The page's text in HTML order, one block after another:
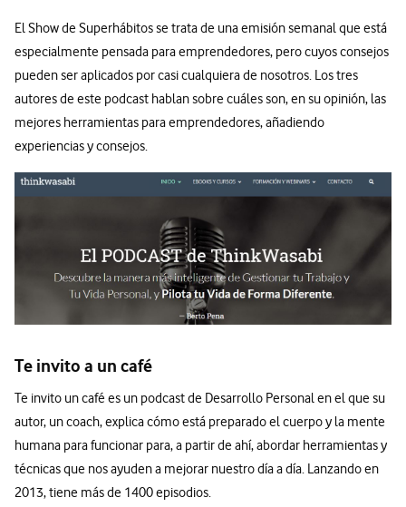
El Show de Superhábitos se trata de una emisión semanal que está
especialmente pensada para emprendedores, pero cuyos consejos
pueden ser aplicados por casi cualquiera de nosotros. Los tres
autores de este podcast hablan sobre cuáles son, en su opinión, las
mejores herramientas para emprendedores, añadiendo
experiencias y consejos.
Te invito a un café
Te invito un café es un podcast de Desarrollo Personal en el que su
autor, un coach, explica cómo está preparado el cuerpo y la mente
humana para funcionar para, a partir de ahí, abordar herramientas y
técnicas que nos ayuden a mejorar nuestro día a día. Lanzando en
2013, tiene más de 1400 episodios.